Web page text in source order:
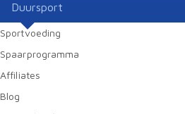
Duursport
Sportvoeding
Spaarprogramma
Affiliates
Blog